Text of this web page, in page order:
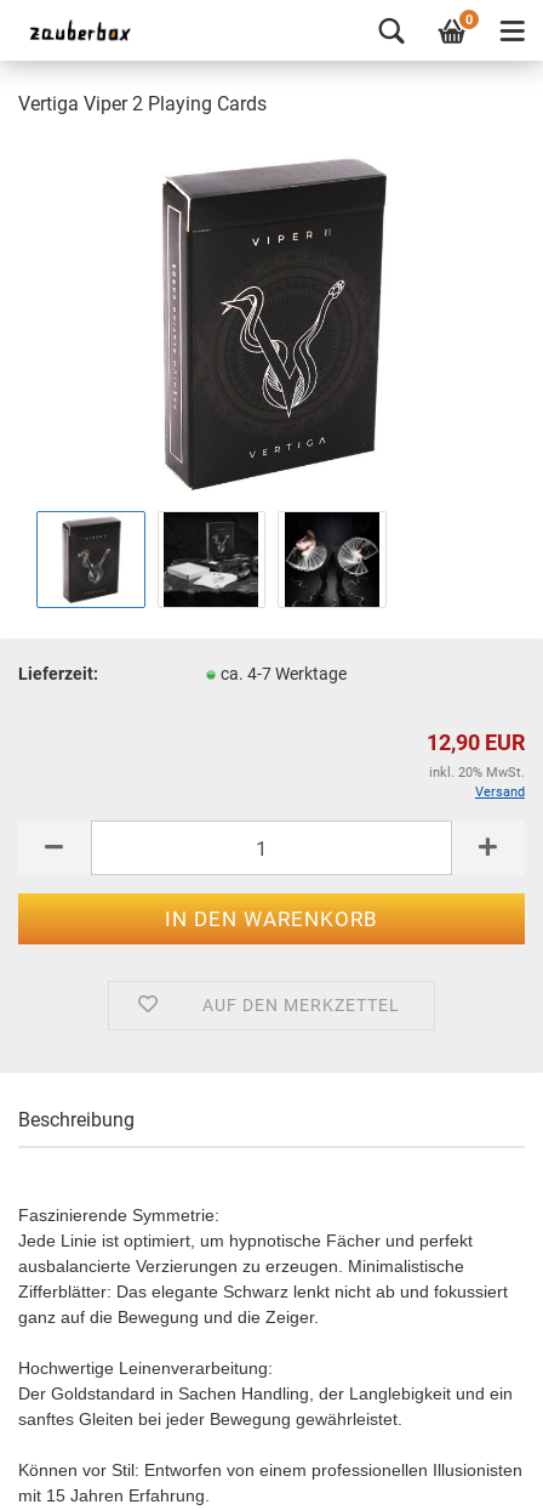
0
Vertiga Viper 2 Playing Cards
Lieferzeit: ca. 4-7 Werktage
12,90 EUR
inkl. 20% MwSt.
Versand
AUF DEN MERKZETTEL
Beschreibung
Faszinierende Symmetrie:
Jede Linie ist optimiert, um hypnotische Fächer und perfekt
ausbalancierte Verzierungen zu erzeugen. Minimalistische
Zifferblätter: Das elegante Schwarz lenkt nicht ab und fokussiert
ganz auf die Bewegung und die Zeiger.
Hochwertige Leinenverarbeitung:
Der Goldstandard in Sachen Handling, der Langlebigkeit und ein
sanftes Gleiten bei jeder Bewegung gewährleistet.
Können vor Stil: Entworfen von einem professionellen Illusionisten
mit 15 Jahren Erfahrung.